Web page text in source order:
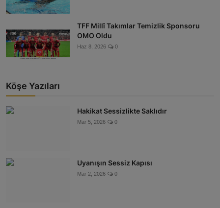
TFF Millî Takımlar Temizlik Sponsoru
OMO Oldu
Haz 8, 2026 0
Köşe Yazıları
Hakikat Sessizlikte Saklıdır
Mar 5, 2026 0
Uyanışın Sessiz Kapısı
Mar 2, 2026 0